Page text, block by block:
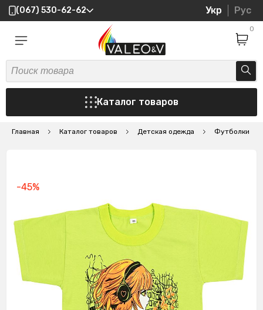
(067) 530-62-62 Укр Рус
0
Каталог товаров
Главная Каталог товаров Детская одежда Футболки
-45%